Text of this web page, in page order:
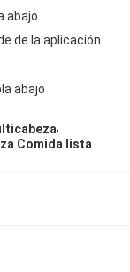
abajo
de la aplicación
abajo
,
Comida lista